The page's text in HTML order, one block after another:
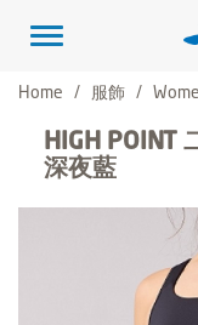
Toggle
Home
服飾
HIGH POINT
深夜藍